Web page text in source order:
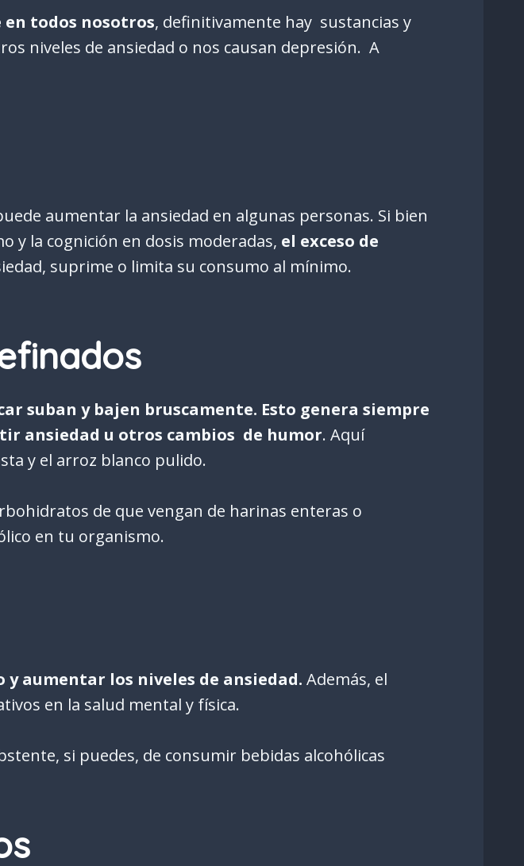
todos nosotros, definitivamente hay sustancias y
niveles de ansiedad o nos causan depresión. A
aumentar la ansiedad en algunas personas. Si bien
y la cognición en dosis moderadas, el exceso de
suprime o limita su consumo al mínimo.
suban y bajen bruscamente. Esto genera siempre
ansiedad u otros cambios de humor. Aquí
y el arroz blanco pulido.
de que vengan de harinas enteras o
en tu organismo.
aumentar los niveles de ansiedad. Además, el
en la salud mental y física.
si puedes, de consumir bebidas alcohólicas